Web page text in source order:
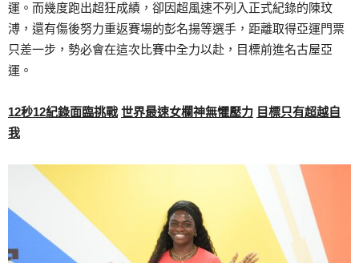
運。而幾度跑出超狂成績，卻因超風速不列入正式紀錄的陳玟
溥，還有傷後努力重返賽場的彭名揚等選手，距離取得亞運門票
只差一步，勢必會在這次比賽中全力以赴，目標前進名古屋亞
運。
12秒12紀錄面臨挑戰 世界最速女欄神無懼壓力 目標只有超越自
我